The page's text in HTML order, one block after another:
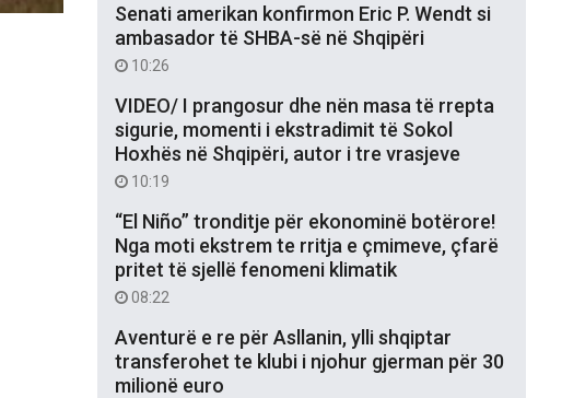
Senati amerikan konfirmon Eric P. Wendt si
ambasador të SHBA-së në Shqipëri
10:26
VIDEO/ I prangosur dhe nën masa të rrepta
sigurie, momenti i ekstradimit të Sokol
Hoxhës në Shqipëri, autor i tre vrasjeve
10:19
“El Niño” tronditje për ekonominë botërore!
Nga moti ekstrem te rritja e çmimeve, çfarë
pritet të sjellë fenomeni klimatik
08:22
Aventurë e re për Asllanin, ylli shqiptar
transferohet te klubi i njohur gjerman për 30
milionë euro